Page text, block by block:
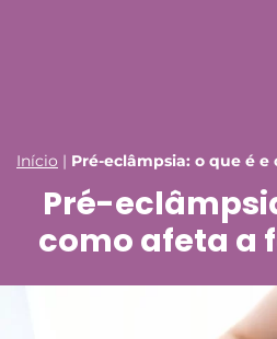
Início | Pré-eclâmpsia: o que é
Pré-
como afeta a